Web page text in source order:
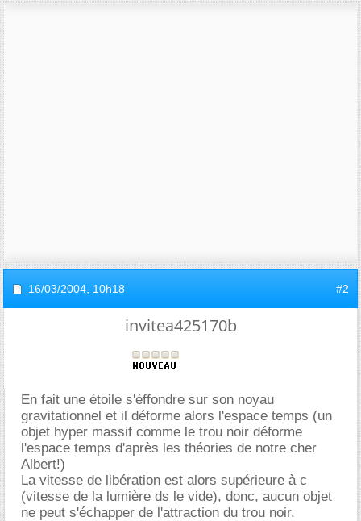
16/03/2004, 10h18 #2
invitea425170b
En fait une étoile s'éffondre sur son noyau
gravitationnel et il déforme alors l'espace temps (un
objet hyper massif comme le trou noir déforme
l'espace temps d'après les théories de notre cher
Albert!)
La vitesse de libération est alors supérieure à c
(vitesse de la lumière ds le vide), donc, aucun objet
ne peut s'échapper de l'attraction du trou noir.